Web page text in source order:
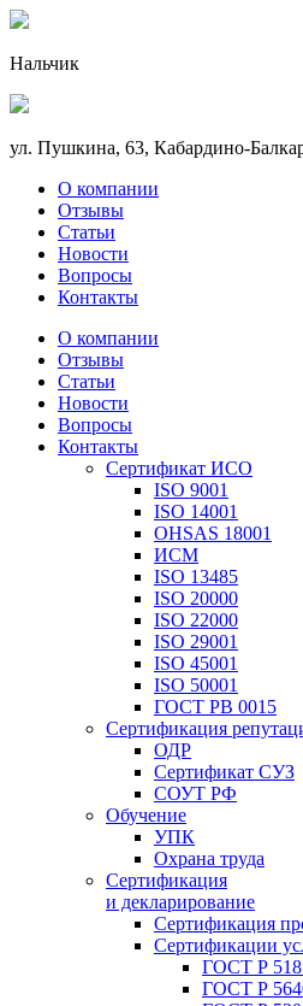
Нальчик
ул. Пушкина, 63, Кабардино-
О компании
Отзывы
Статьи
Новости
Вопросы
Контакты
О компании
Отзывы
Статьи
Новости
Вопросы
Контакты
Сертификат ИСО
ISO 9001
ISO 14001
OHSAS 18001
ИСМ
ISO 13485
ISO 20000
ISO 22000
ISO 29001
ISO 45001
ISO 50001
ГОСТ РВ 0015
Сертификация
ОДР
Сертификат СУЗ
СОУТ РФ
Обучение
УПК
Охрана труда
Сертификация
и декларирование
Сертификация
Сертификации
ГОСТ Р
ГОСТ Р